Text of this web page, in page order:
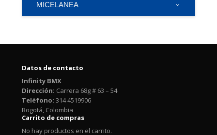
MICELANEA
Datos de contacto
Infinity BMX
Dirección: Carrera 68g # 63 – 54
Teléfono: 314 4519906
Bogotá, Colombia
Carrito de compras
No hay productos en el carrito.